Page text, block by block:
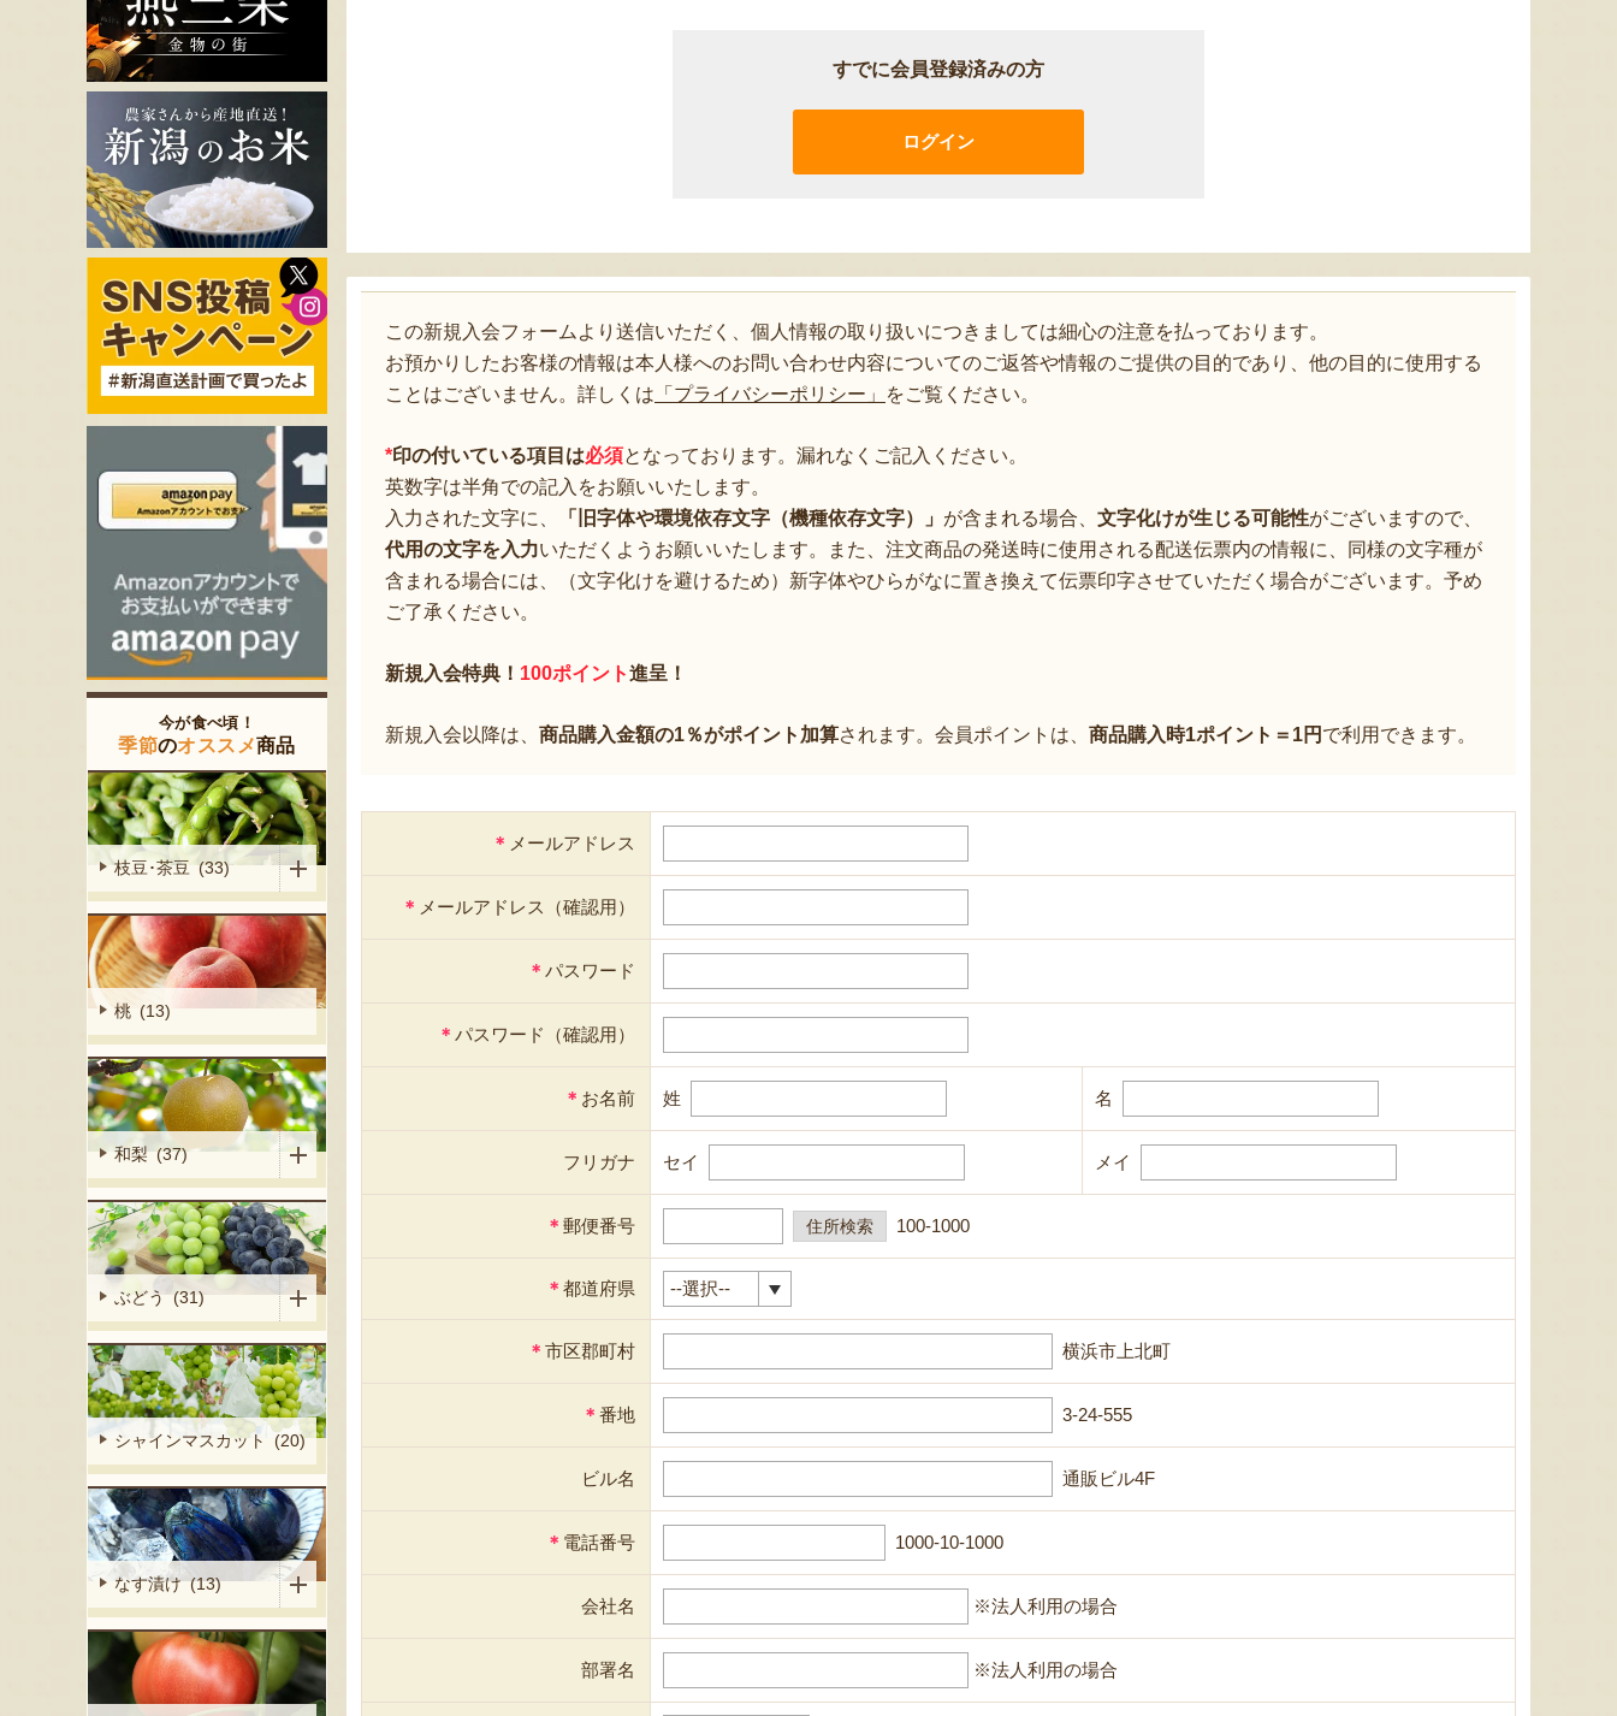
すでに会員登録済みの方
ログイン
この新規入会フォームより送信いただく、個人情報の取り扱いにつきましては細心の注意を払っております。
お預かりしたお客様の情報は本人様へのお問い合わせ内容についてのご返答や情報のご提供の目的であり、他の目的に使用する
ことはございません。詳しくは 「プライバシーポリシー」 をご覧ください。
*印の付いている項目は必須となっております。漏れなくご記入ください。
英数字は半角での記入をお願いいたします。
入力された文字に、
「旧字体や環境依存文字（機種依存文字）」 が含まれる場合、 文字化けが生じる可能性がございますので、
代用の文字を入力いただくようお願いいたします。また、注文商品の発送時に使用される配送伝票内の情報に、同様の文字種が
含まれる場合には、（文字化けを避けるため）新字体やひらがなに置き換えて伝票印字させていただく場合がございます。予め
ご了承ください。
新規入会特典！ 100ポイント進呈！
新規入会以降は、 商品購入金額の1％がポイント加算されます。会員ポイントは、 商品購入時1ポイント＝1円 で利用できます。
＊ メールアドレス
＊ メールアドレス（確認用）
＊ パスワード
＊ パスワード（確認用）
＊ お名前 姓 名
フリガナ セイ メイ
＊ 郵便番号 100-1000
＊ 都道府県
＊ 市区郡町村 横浜市上北町
＊ 番地 3-24-555
ビル名 通販ビル4F
＊ 電話番号 1000-10-1000
会社名 ※法人利用の場合
部署名 ※法人利用の場合
今が食べ頃！
季節のオススメ商品
枝豆･茶豆 (33)
桃 (13)
和梨 (37)
ぶどう (31)
シャインマスカット (20)
なす漬け (13)